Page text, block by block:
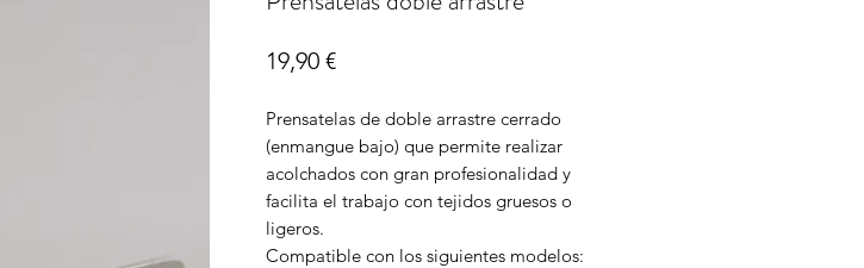
19,90 €Price
Prensatelas de doble arrastre cerrado
(enmangue bajo) que permite realizar
acolchados con gran profesionalidad y
facilita el trabajo con tejidos gruesos o
ligeros.
Compatible con los siguientes modelos: